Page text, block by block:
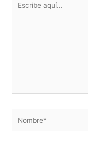
aquí...